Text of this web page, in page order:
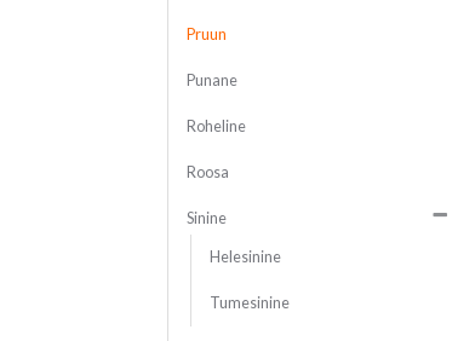
Pruun
Punane
Roheline
Roosa
Sinine
Helesinine
Tumesinine